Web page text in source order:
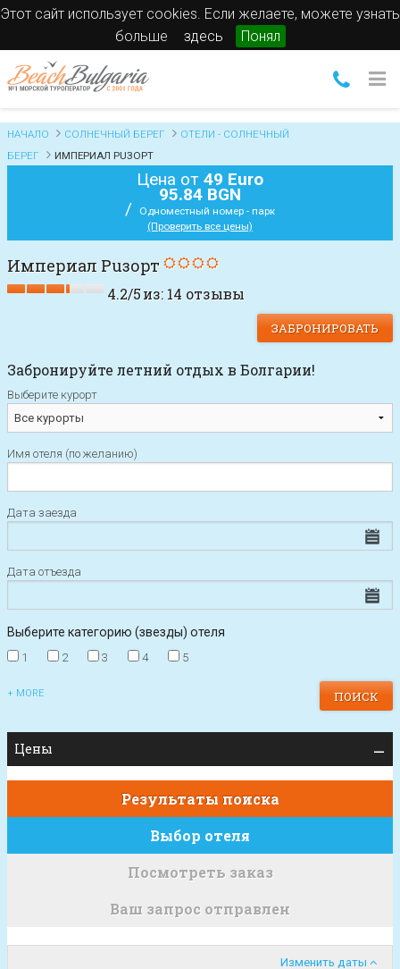
Этот сайт использует cookies. Если желаете, можете узнать
больше
здесь Понял
НАЧАЛО СОЛНЕЧНЫЙ БЕРЕГ
ОТЕЛИ - СОЛНЕЧНЫЙ
БЕРЕГ
ИМПЕРИАЛ РUЗОРТ
Цена от 49 Euro
95.84 BGN
/
Одноместный номер - парк
(Проверить все цены)
Империал Рuзорт
4.2/5из:14 отзывы
ЗАБРОНИРОВАТЬ
Забронируйте летний отдых в Болгарии!
Выберите курорт
Имя отеля (по желанию)
Дата заезда
Дата отъезда
Выберите категорию (звезды) отеля
1 2 3 4 5
+ MORE
Цены
Результаты поиска
Выбор отеля
Посмотреть заказ
Ваш запрос отправлен
Изменить даты